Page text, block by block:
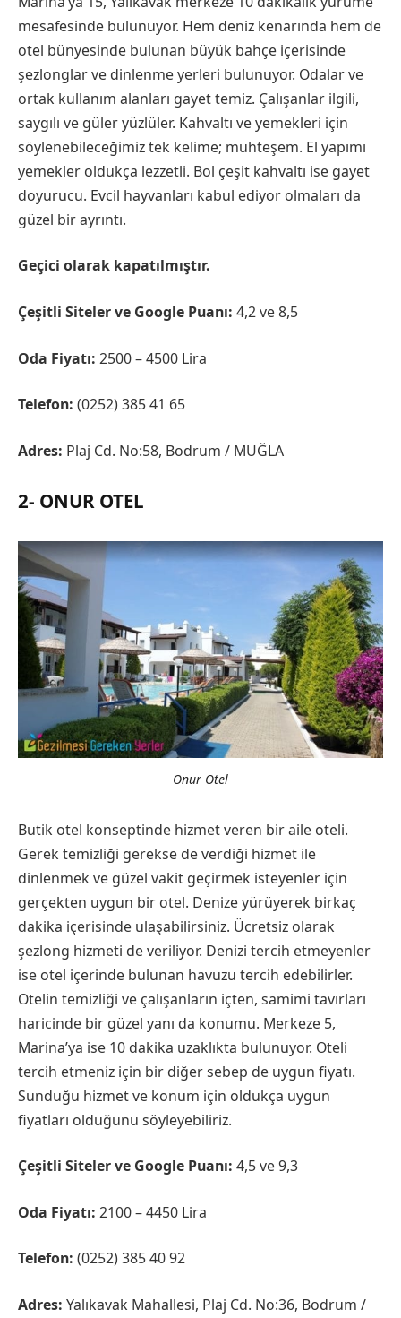
mesafesinde bulunuyor. Hem deniz kenarında hem de
otel bünyesinde bulunan büyük bahçe içerisinde
şezlonglar ve dinlenme yerleri bulunuyor. Odalar ve
ortak kullanım alanları gayet temiz. Çalışanlar ilgili,
saygılı ve güler yüzlüler. Kahvaltı ve yemekleri için
söylenebileceğimiz tek kelime; muhteşem. El yapımı
yemekler oldukça lezzetli. Bol çeşit kahvaltı ise gayet
doyurucu. Evcil hayvanları kabul ediyor olmaları da
güzel bir ayrıntı.
Geçici olarak kapatılmıştır.
Çeşitli Siteler ve Google Puanı: 4,2 ve 8,5
Oda Fiyatı: 2500 – 4500 Lira
Telefon: (0252) 385 41 65
Adres: Plaj Cd. No:58, Bodrum / MUĞLA
2- ONUR OTEL
Onur Otel
Butik otel konseptinde hizmet veren bir aile oteli.
Gerek temizliği gerekse de verdiği hizmet ile
dinlenmek ve güzel vakit geçirmek isteyenler için
gerçekten uygun bir otel. Denize yürüyerek birkaç
dakika içerisinde ulaşabilirsiniz. Ücretsiz olarak
şezlong hizmeti de veriliyor. Denizi tercih etmeyenler
ise otel içerinde bulunan havuzu tercih edebilirler.
Otelin temizliği ve çalışanların içten, samimi tavırları
haricinde bir güzel yanı da konumu. Merkeze 5,
Marina’ya ise 10 dakika uzaklıkta bulunuyor. Oteli
tercih etmeniz için bir diğer sebep de uygun fiyatı.
Sunduğu hizmet ve konum için oldukça uygun
fiyatları olduğunu söyleyebiliriz.
Çeşitli Siteler ve Google Puanı: 4,5 ve 9,3
Oda Fiyatı: 2100 – 4450 Lira
Telefon: (0252) 385 40 92
Adres: Yalıkavak Mahallesi, Plaj Cd. No:36, Bodrum /